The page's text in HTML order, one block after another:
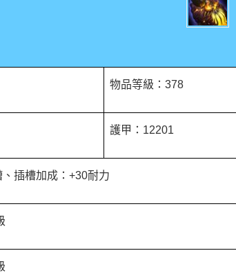
物品等級：378
護甲：12201
插槽加成：+30耐力